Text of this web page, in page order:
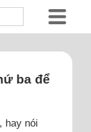
ba để
hay nói